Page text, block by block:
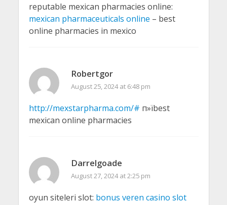
reputable mexican pharmacies online:
mexican pharmaceuticals online – best
online pharmacies in mexico
Robertgor
August 25, 2024 at 6:48 pm
http://mexstarpharma.com/# п»їbest
mexican online pharmacies
Darrelgoade
August 27, 2024 at 2:25 pm
oyun siteleri slot: bonus veren casino slot